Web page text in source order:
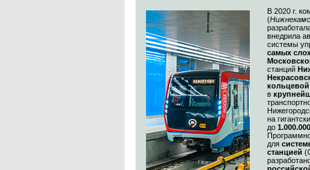
В 2020 г.
(
внедрила
системы
самых
станций
в
на
до
для
станцией